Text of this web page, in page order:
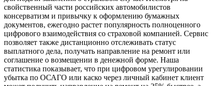
свойственный части российских автомобилистов
консерватизм и привычку к оформлению бумажных
документов, ежегодно растет популярность полноценного
цифрового взаимодействия со страховой компанией. Сервис
позволяет также дистанционно отслеживать статус
выплатного дела, получать направление на ремонт или
соглашение о возмещении в денежной форме. Наша
статистика показывает, что при цифровом урегулировании
убытка по ОСАГО или каско через личный кабинет клиент